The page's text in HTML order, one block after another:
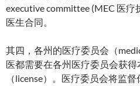
executive committee (MEC 医
医生合同。
其四，各州的医疗委员会（
医都需要在各州医疗委员会获
（license）。医疗委员会将监